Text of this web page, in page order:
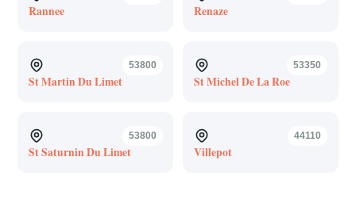
Rannee Renaze
53800
St Martin Du Limet
53350
St Michel De La Roe
53800
St Saturnin Du Limet
44110
Villepot